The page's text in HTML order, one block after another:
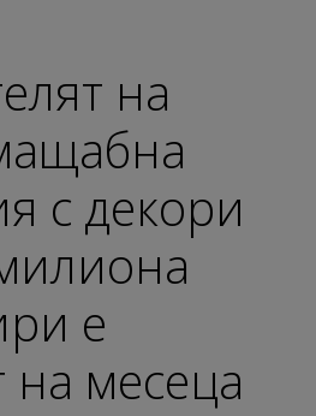
на
с декори
е
на месеца